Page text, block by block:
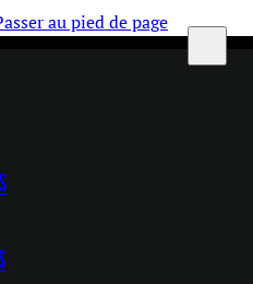
au pied de page